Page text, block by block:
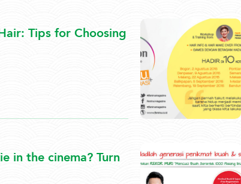
Tips for Choosing
in the cinema? Turn